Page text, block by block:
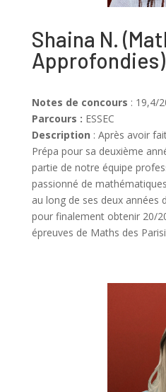
Shaina N.
Approfondies)
Notes de concours : 19,4/
Parcours : ESSEC
Description : Après avoir
Prépa pour sa deuxième
partie de notre équipe
passionné de
au long de ses deux années
pour finalement obtenir 20/
épreuves de Maths des